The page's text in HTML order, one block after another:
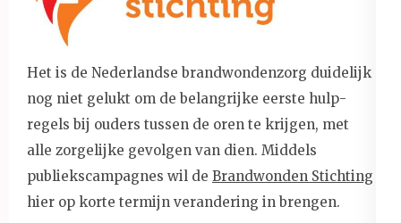
Het is de Nederlandse brandwondenzorg duidelijk
nog niet gelukt om de belangrijke eerste hulp-
regels bij ouders tussen de oren te krijgen, met
alle zorgelijke gevolgen van dien. Middels
publiekscampagnes wil de Brandwonden Stichting
hier op korte termijn verandering in brengen.